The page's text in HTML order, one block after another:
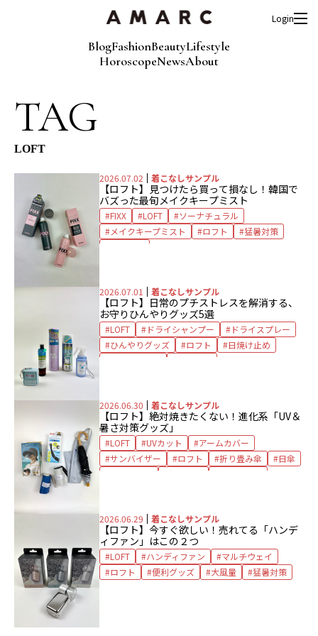
BlogFashionBeautyLifestyle
HoroscopeNewsAbout
Login
TAG
LOFT
2026.07.02 着こなしサンプル
【ロフト】 見つけたら買って損なし！ 韓国で
バズった最旬メイクキープミスト
FIXX LOFT
ソーナチュラル
メイクキープミスト
ロフト
猛暑対策
2026.07.01 着こなしサンプル
【ロフト】 日常のプチストレスを解消する、
お守りひんやりグッズ5選
LOFT ドライシャンプー
ドライスプレー
ひんやりグッズ
ロフト
日焼け止め
涼感スプレー
猛暑対策
2026.06.30 着こなしサンプル
【ロフト】 絶対焼きたくない！ 進化系「UV＆
暑さ対策グッズ」
LOFT UVカット
アームカバー
サンバイザー
ロフト 折り畳み傘
日傘
猛暑対策
2026.06.29 着こなしサンプル
【ロフト】 今すぐ欲しい！ 売れてる「ハンデ
ィファン」はこの２つ
LOFT ハンディファン
マルチウェイ
ロフト
便利グッズ 大風量 猛暑対策